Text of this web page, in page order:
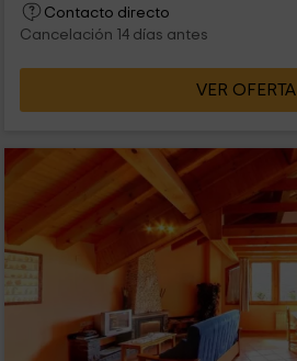
Contacto directo
Cancelación 14 días antes
VER OFERTA